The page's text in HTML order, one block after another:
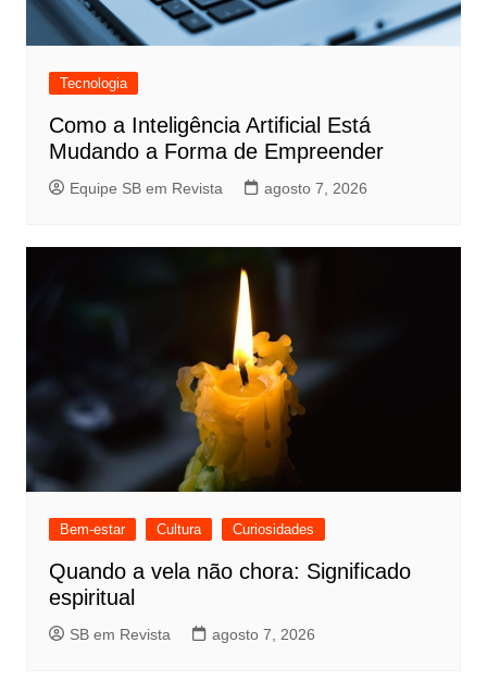
Tecnologia
Como a Inteligência Artificial Está
Mudando a Forma de Empreender
Equipe SB em Revista agosto 7, 2026
Bem-estar Cultura Curiosidades
Quando a vela não chora: Significado
espiritual
SB em Revista agosto 7, 2026